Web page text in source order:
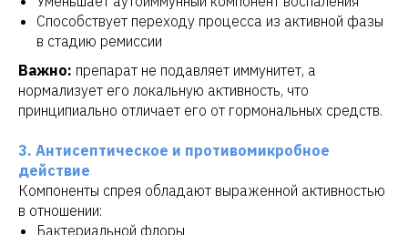
Способствует переходу процесса из активной фазы
в стадию ремиссии
Важно: препарат не подавляет иммунитет, а
нормализует его локальную активность, что
принципиально отличает его от гормональных средств.
3. Антисептическое и противомикробное
действие
Компоненты спрея обладают выраженной активностью
в отношении:
Бактериальной флоры